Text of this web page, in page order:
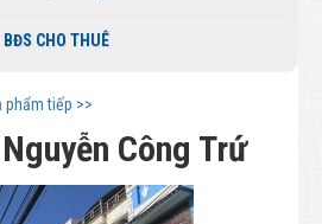
BĐS CHO THUÊ
phẩm tiếp >>
Công Trứ